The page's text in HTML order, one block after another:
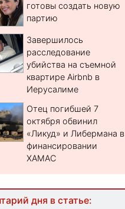
готовы создать новую
партию
Завершилось
расследование
убийства на съемной
квартире Airbnb в
Иерусалиме
Отец погибшей 7
октября обвинил
«Ликуд» и Либермана в
финансировании
ХАМАС
дня в статье: